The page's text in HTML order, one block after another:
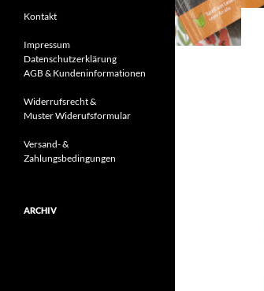
Kontakt
Impressum
Datenschutzerklärung
AGB & Kundeninformationen
Widerrufsrecht &
Muster Widerufsformular
Versand- &
Zahlungsbedingungen
ARCHIV